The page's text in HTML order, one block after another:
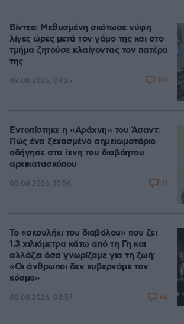
Βίντεο: Μεθυσμένη σκότωσε νύφη
λίγες ώρες μετά τον γάμο της και στο
τμήμα ζητούσε κλαίγοντας τον πατέρα
της
08.08.2026, 09:25 101
Εντοπίστηκε η «Αράχνη» του Άσαντ:
Πώς ένα ξεχασμένο σημειωματάριο
οδήγησε στα ίχνη του διαβόητου
αρχικατασκόπου
08.08.2026, 10:56 21
Το «σκουλήκι του διαβόλου» που ζει
1,3 χιλιόμετρα κάτω από τη Γη και
αλλάζει όσα γνωρίζαμε για τη ζωή:
«Οι άνθρωποι δεν κυβερνάμε τον
κόσμο»
08.08.2026, 08:57 62